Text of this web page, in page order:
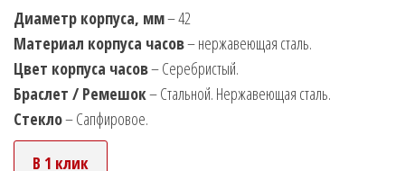
Диаметр корпуса, мм– 42
Материал корпуса часов– нержавеющая сталь.
Цвет корпуса часов– Серебристый.
Браслет / Ремешок– Стальной. Нержавеющая сталь.
Стекло– Сапфировое.
В 1 клик